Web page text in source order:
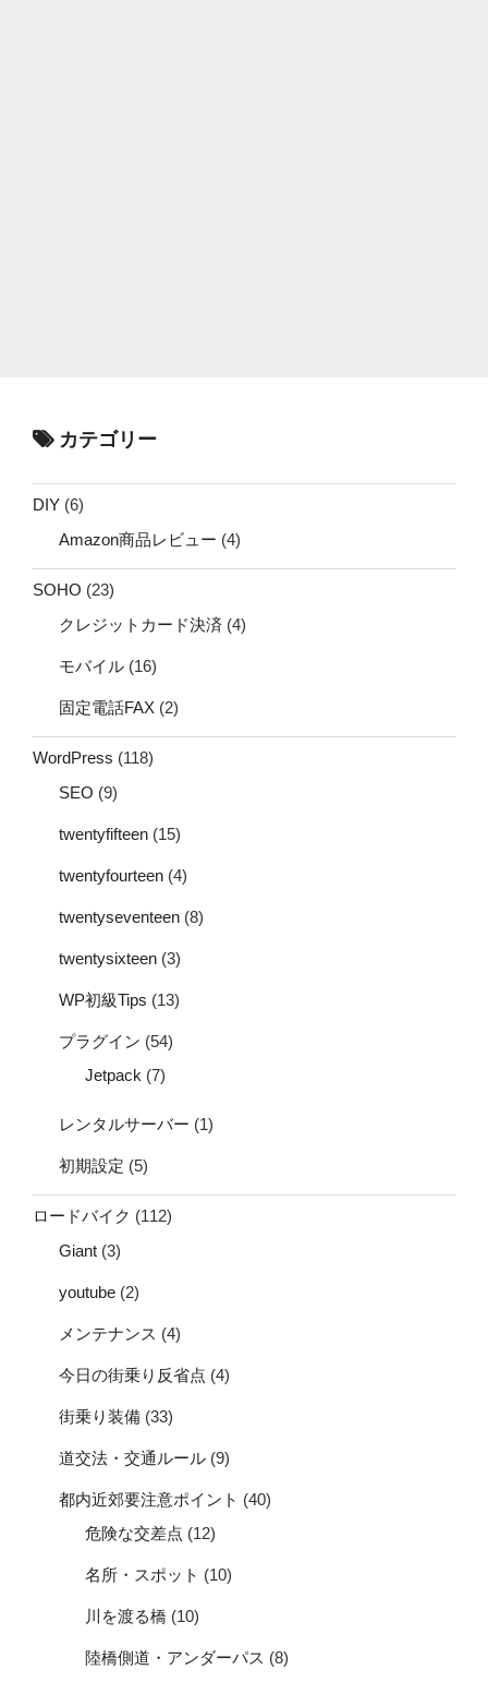
カテゴリー
DIY (6)
Amazon商品レビュー (4)
SOHO (23)
クレジットカード決済 (4)
モバイル (16)
固定電話FAX (2)
WordPress (118)
SEO (9)
twentyfifteen (15)
twentyfourteen (4)
twentyseventeen (8)
twentysixteen (3)
WP初級Tips (13)
プラグイン (54)
Jetpack (7)
レンタルサーバー (1)
初期設定 (5)
ロードバイク (112)
Giant (3)
youtube (2)
メンテナンス (4)
今日の街乗り反省点 (4)
街乗り装備 (33)
道交法・交通ルール (9)
都内近郊要注意ポイント (40)
危険な交差点 (12)
名所・スポット (10)
川を渡る橋 (10)
陸橋側道・アンダーパス (8)